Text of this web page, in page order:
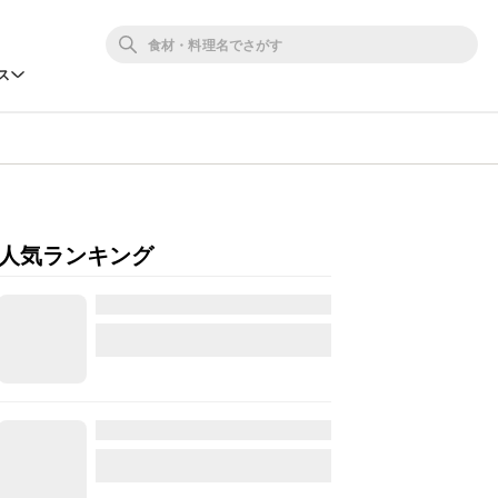
人気ランキング